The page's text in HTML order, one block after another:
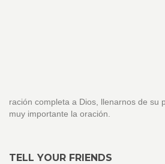
ración completa a Dios, llenarnos de su
muy importante la oración.
TELL YOUR FRIENDS